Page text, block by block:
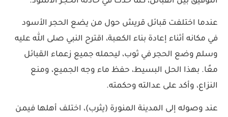
عندما اختلفت قبائل قريش حول من يضع الحجر الأسود
في مكانه أثناء إعادة بناء الكعبة، اقترح النبي صلى الله عليه
وسلم وضع الحجر في ثوب، ليحمله جميع زعماء القبائل
معًا. بهذا الحل البسيط، حفظ ماء وجه الجميع، ومنع
النزاع، وأكد على عدالته وحكمته.
عند وصوله إلى المدينة المنورة (يثرب)، اختلف أهلها فيمن